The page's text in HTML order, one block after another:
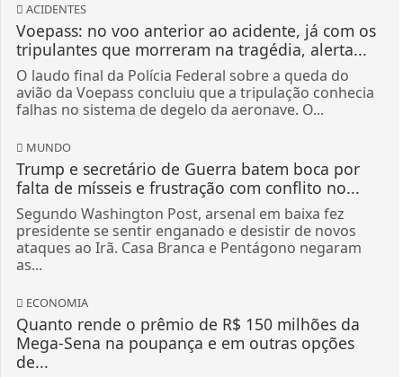
ACIDENTES
Voepass: no voo anterior ao acidente, já com os
tripulantes que morreram na tragédia, alerta...
O laudo final da Polícia Federal sobre a queda do
avião da Voepass concluiu que a tripulação conhecia
falhas no sistema de degelo da aeronave. O...
MUNDO
Trump e secretário de Guerra batem boca por
falta de mísseis e frustração com conflito no...
Segundo Washington Post, arsenal em baixa fez
presidente se sentir enganado e desistir de novos
ataques ao Irã. Casa Branca e Pentágono negaram
as...
ECONOMIA
Quanto rende o prêmio de R$ 150 milhões da
Mega-Sena na poupança e em outras opções
de...